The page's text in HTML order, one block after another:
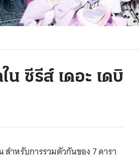
ซีรีส์ เดอะ เดบิ
ำหรับการรวมตัวกันของ 7 ดารา